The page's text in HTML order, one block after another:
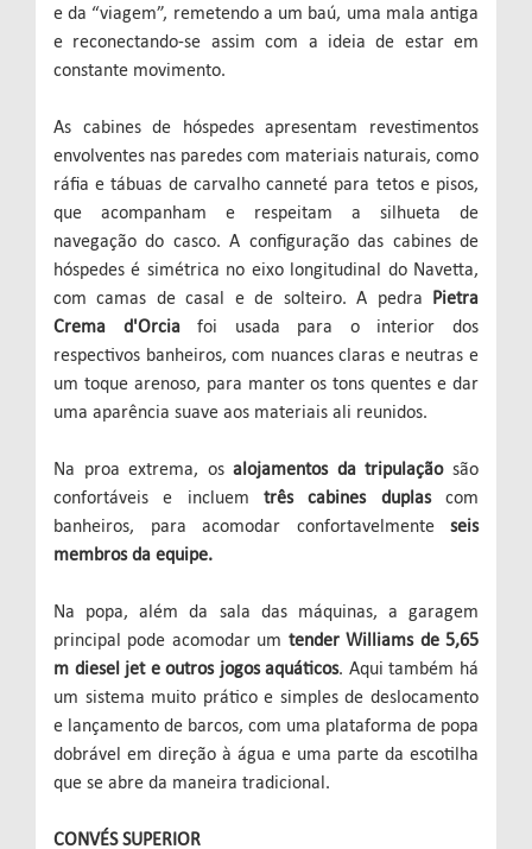
e da “viagem”, remetendo a um baú, uma mala antiga
e reconectando-se assim com a ideia de estar em
constante movimento.
As cabines de hóspedes apresentam revestimentos
envolventes nas paredes com materiais naturais, como
ráfia e tábuas de carvalho canneté para tetos e pisos,
que acompanham e respeitam a silhueta de
navegação do casco. A configuração das cabines de
hóspedes é simétrica no eixo longitudinal do Navetta,
com camas de casal e de solteiro. A pedra Pietra
Crema d'Orciafoi usada para o interior dos
respectivos banheiros, com nuances claras e neutras e
um toque arenoso, para manter os tons quentes e dar
uma aparência suave aos materiais ali reunidos.
Na proa extrema, osalojamentos da tripulaçãosão
confortáveis e incluem três cabines duplascom
banheiros, para acomodar confortavelmente seis
membros da equipe.
Na popa, além da sala das máquinas, a garagem
principal pode acomodar um tender Williams de 5,65
m diesel jet e outros jogos aquáticos. Aqui também há
um sistema muito prático e simples de deslocamento
e lançamento de barcos, com uma plataforma de popa
dobrável em direção à água e uma parte da escotilha
que se abre da maneira tradicional.
CONVÉS SUPERIOR